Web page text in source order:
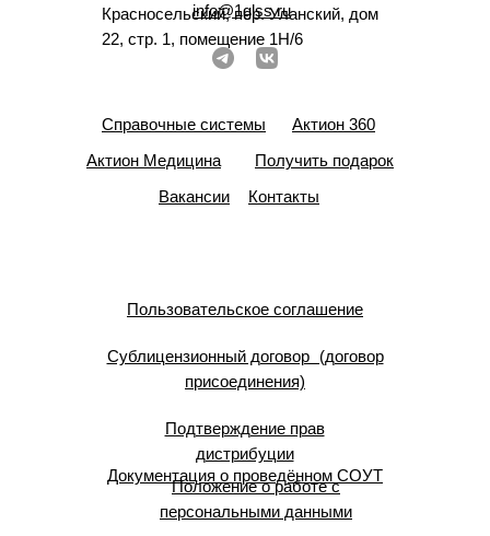
Красносельский, пер. Уланский, дом
22, стр. 1, помещение 1Н/6
info@1glss.ru
Справочные системы
Актион 360
Актион Медицина
Получить подарок
Вакансии
Контакты
Пользовательское соглашение
Сублицензионный договор (договор
присоединения)
Подтверждение прав
дистрибуции
Документация о проведённом СОУТ
Положение о работе с
персональными данными